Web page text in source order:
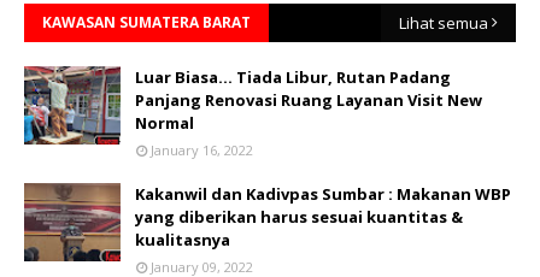
KAWASAN SUMATERA BARAT Lihat semua
Luar Biasa... Tiada Libur, Rutan Padang
Panjang Renovasi Ruang Layanan Visit New
Normal
January 16, 2022
Kakanwil dan Kadivpas Sumbar : Makanan WBP
yang diberikan harus sesuai kuantitas &
kualitasnya
January 09, 2022